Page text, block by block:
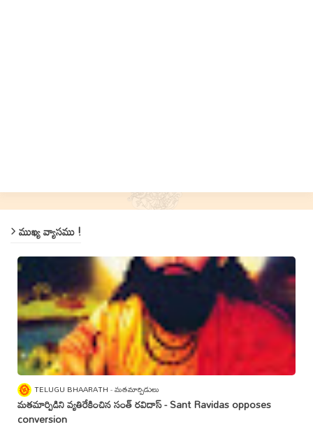
ముఖ్య వ్యాసము !
TELUGU BHAARATH మతమార్పిడులు
మతమార్పిడిని వ్యతిరేకించిన సంత్‌ రవిదాస్‌ - Sant Ravidas opposes
conversion